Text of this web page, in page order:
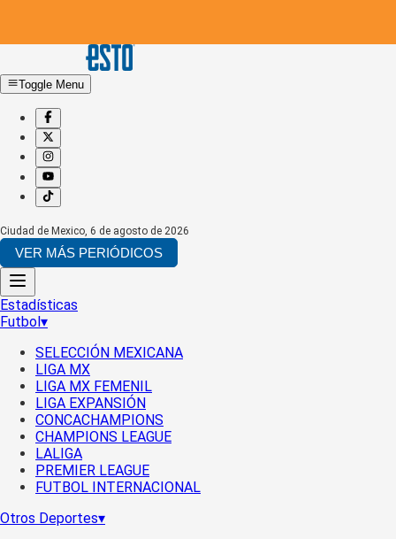
Toggle Menu
Ciudad de Mexico, 6 de agosto de 2026
VER MÁS PERIÓDICOS
Estadísticas
Futbol▾
SELECCIÓN MEXICANA
LIGA MX
LIGA MX FEMENIL
LIGA EXPANSIÓN
CONCACHAMPIONS
CHAMPIONS LEAGUE
LALIGA
PREMIER LEAGUE
FUTBOL INTERNACIONAL
Otros Deportes▾